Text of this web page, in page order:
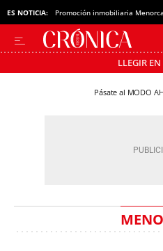
ES NOTICIA: Promoción inmobiliaria Menorca
LLEGIR
Pásate al MODO